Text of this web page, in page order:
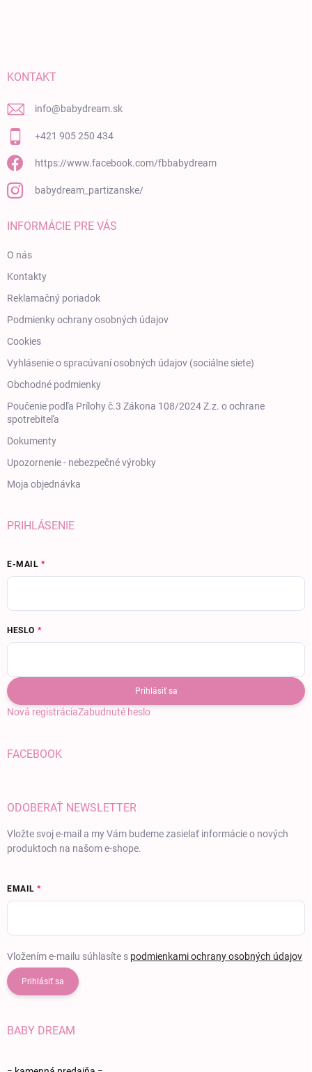
KONTAKT
info@babydream.sk
+421 905 250 434
https://www.facebook.com/fbbabydream
babydream_partizanske/
INFORMÁCIE PRE VÁS
O nás
Kontakty
Reklamačný poriadok
Podmienky ochrany osobných údajov
Cookies
Vyhlásenie o spracúvaní osobných údajov (sociálne siete)
Obchodné podmienky
Poučenie podľa Prílohy č.3 Zákona 108/2024 Z.z. o ochrane
spotrebiteľa
Dokumenty
Upozornenie - nebezpečné výrobky
Moja objednávka
PRIHLÁSENIE
E-MAIL
HESLO
Prihlásiť sa
Nová registráciaZabudnuté heslo
FACEBOOK
ODOBERAŤ NEWSLETTER
Vložte svoj e-mail a my Vám budeme zasielať informácie o nových
produktoch na našom e-shope.
EMAIL
Vložením e-mailu súhlasíte s podmienkami ochrany osobných údajov
Prihlásiť sa
BABY DREAM